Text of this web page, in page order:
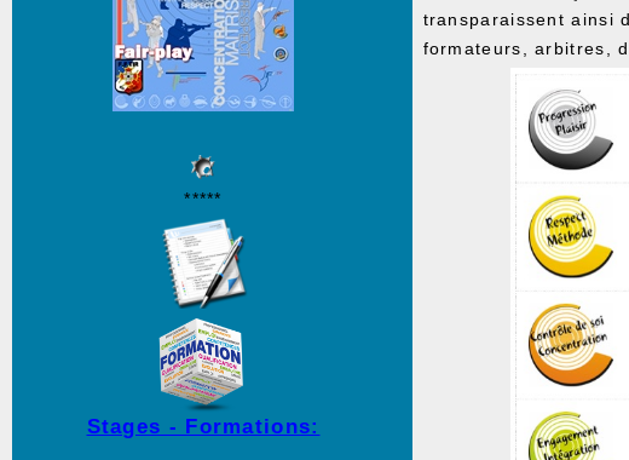
*****
Stages - Formations:
transparaissent ainsi
formateurs, arbitres,